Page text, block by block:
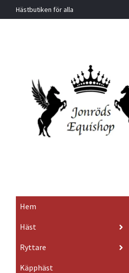
Hästbutiken för alla
Hem
Häst
Ryttare
Käpphäst